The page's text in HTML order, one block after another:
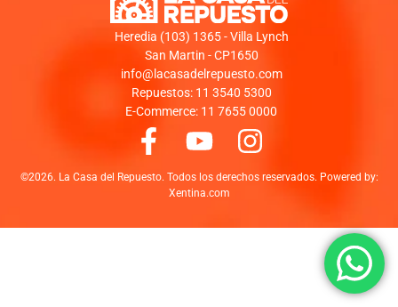
Heredia (103) 1365 - Villa Lynch
San Martin - CP1650
info@lacasadelrepuesto.com
Repuestos: 11 3540 5300
E-Commerce: 11 7655 0000
©2026. La Casa del Repuesto. Todos los derechos reservados. Powered by:
Xentina.com